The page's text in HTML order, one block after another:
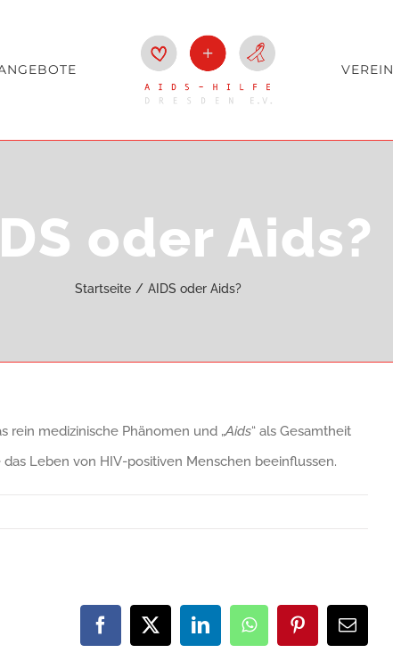
VEREIN
oder Aids?
Startseite AIDS oder Aids?
rein medizinische Phänomen und „Aids“ als Gesamtheit
Leben von HIV-positiven Menschen beeinflussen.
Facebook
X LinkedInWhatsAppPinterest
E-
Mail